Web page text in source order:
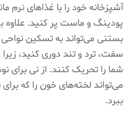
آشپزخانه خود را با غذاهای نرم
پودینگ و ماست پر کنید. علاوه
بستنی می‌تواند به تسکین
سفت، ترد و تند دوری کنید،
شما را تحریک کنند. از نی
می‌تواند لخته‌های خون را که
ببرد.